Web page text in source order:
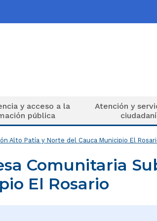
y acceso a la
pública
Atención y
Alto Patía y Norte del Cauca Municipio El
Comunitaria
El Rosario